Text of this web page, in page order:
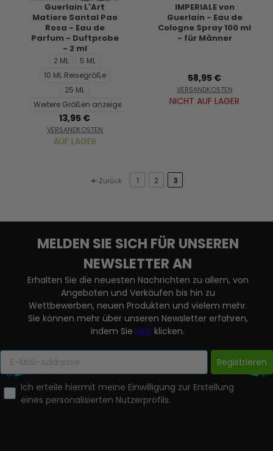
Guerlain L'Art
Matiere Santal Pao
Rosa - Eau de
Parfum - Duftprobe
- 2 ml
2 ML
5 ML
10 ML Reisegröße
25 ML
Weitere Größen anzeigen...
13,95 €
VERSANDKOSTEN
AUF LAGER
IMPERIALE von
Guerlain - Eau de
Cologne Spray 100 ml
- für Männer
58,95 €
VERSANDKOSTEN
NICHT AUF LAGER
🠈 Zurück 1 2 3
MELDEN SIE SICH FÜR UNSEREN
NEWSLETTER AN
Erhalten Sie die neuesten Nachrichten zu allem, von
Angeboten und Verkäufen bis hin zu
Wettbewerben, neuen Produkten und vielem mehr.
Sie können mehr über unseren Newsletter erfahren,
indem SieHIER klicken.
Registrieren
Ich erteile hiermit meine Einwilligung zur Erstellung
eines personalisierten Nutzerprofils.